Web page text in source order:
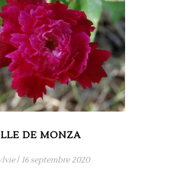
DE MONZA
/ 16 septembre 2020